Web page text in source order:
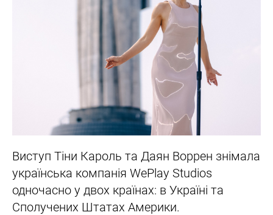
Виступ Тіни Кароль та Даян Воррен знімала
українська компанія WePlay Studios
одночасно у двох країнах: в Україні та
Сполучених Штатах Америки.